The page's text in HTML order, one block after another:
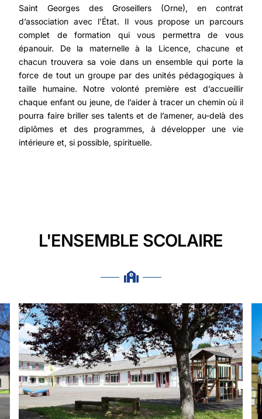
Saint Georges des Groseillers (Orne), en contrat
d’association avec l’État. Il vous propose un parcours
complet de formation qui vous permettra de vous
épanouir. De la maternelle à la Licence, chacune et
chacun trouvera sa voie dans un ensemble qui porte la
force de tout un groupe par des unités pédagogiques à
taille humaine. Notre volonté première est d’accueillir
chaque enfant ou jeune, de l’aider à tracer un chemin où il
pourra faire briller ses talents et de l’amener, au-delà des
diplômes et des programmes, à développer une vie
intérieure et, si possible, spirituelle.
L'ENSEMBLE SCOLAIRE